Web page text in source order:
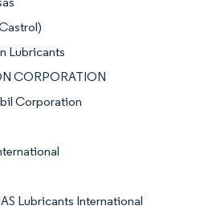
Lubricants
CORPORATION
Corporation
Lubricants International